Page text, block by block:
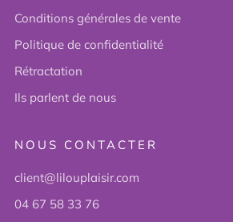
Conditions générales de vente
Politique de confidentialité
Rétractation
Ils parlent de nous
NOUS CONTACTER
client@lilouplaisir.com
04 67 58 33 76